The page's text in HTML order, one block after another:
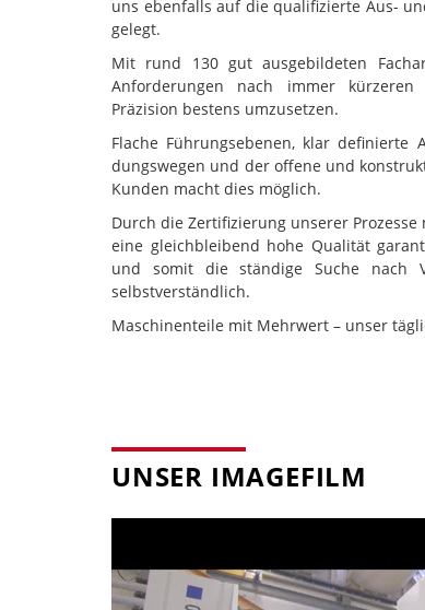
uns ebenfalls auf die qualifizierte Aus-
gelegt.
Mit rund 130 gut ausgebildeten
Anforderungen nach immer
Präzision bestens umzusetzen.
Flache Führungsebenen, klar definierte
dungswegen und der offene und
Kunden macht dies möglich.
Durch die Zertifizierung unserer Prozesse
eine gleichbleibend hohe Qualität
und somit die ständige Suche nach
selbstverständlich.
Maschinenteile mit Mehrwert – unser
UNSER IMAGEFILM